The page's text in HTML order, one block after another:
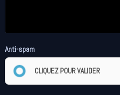
Anti-spam
CLIQUEZ POUR VALIDER